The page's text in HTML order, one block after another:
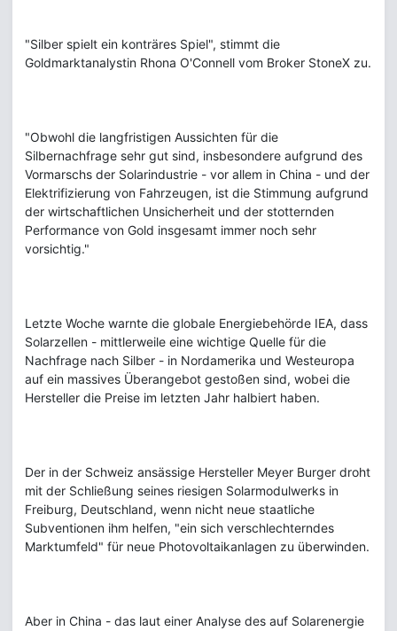
"Silber spielt ein konträres Spiel", stimmt die
Goldmarktanalystin Rhona O'Connell vom Broker StoneX zu.
"Obwohl die langfristigen Aussichten für die
Silbernachfrage sehr gut sind, insbesondere aufgrund des
Vormarschs der Solarindustrie - vor allem in China - und der
Elektrifizierung von Fahrzeugen, ist die Stimmung aufgrund
der wirtschaftlichen Unsicherheit und der stotternden
Performance von Gold insgesamt immer noch sehr
vorsichtig."
Letzte Woche warnte die globale Energiebehörde IEA, dass
Solarzellen - mittlerweile eine wichtige Quelle für die
Nachfrage nach Silber - in Nordamerika und Westeuropa
auf ein massives Überangebot gestoßen sind, wobei die
Hersteller die Preise im letzten Jahr halbiert haben.
Der in der Schweiz ansässige Hersteller Meyer Burger droht
mit der Schließung seines riesigen Solarmodulwerks in
Freiburg, Deutschland, wenn nicht neue staatliche
Subventionen ihm helfen, "ein sich verschlechterndes
Marktumfeld" für neue Photovoltaikanlagen zu überwinden.
Aber in China - das laut einer Analyse des auf Solarenergie